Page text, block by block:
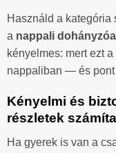
Használd a kategória
a nappali
kényelmes: mert ezt
nappaliban — és pont
Kényelmi és
részletek
Ha gyerek is van a